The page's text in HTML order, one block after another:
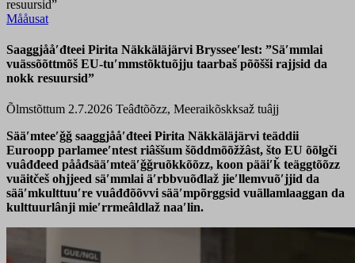
resuursid”
Mååusat
Saaǥǥjååʹđteei Pirita Näkkäläjärvi Brysseeʹlest: ”Säʹmmlai
vuässõõttmõš EU-tuʹmmstõktuõjju taarbaš põõšši rajjsid da
nokk resuursid”
Õlmstõttum 2.7.2026 Teâđtõõzz, Meeraikõskksaž tuâjj
Sääʹmteeʹǧǧ saaǥǥjååʹđteei Pirita Näkkäläjärvi teäddii
Euroopp parlameeʹntest riâššum šõddmõõžžâst, što EU õõlǥči
vuâđđeed pååđsääʹmteäʹǧǧruõkkõõzz, koon pääiʹǩ teäggtõõzz
vuäitčeš ohjjeed säʹmmlai äʹrbbvuõđlaž jieʹllemvuõʹjjid da
sääʹmkulttuuʹre vuâđđõõvvi sääʹmpõrggsid vuällamlaaǥǥan da
kulttuurlânji mieʹrrmeâldlaž naaʹlin.